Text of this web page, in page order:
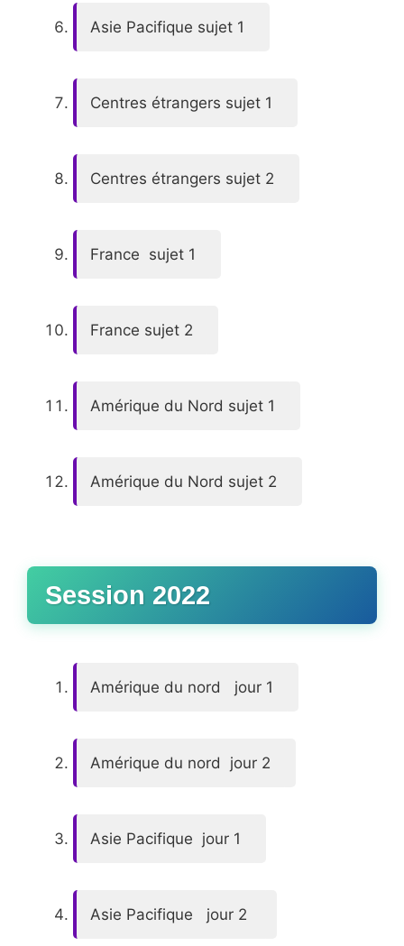
Asie Pacifique sujet 1
Centres étrangers sujet 1
Centres étrangers sujet 2
France sujet 1
France sujet 2
Amérique du Nord sujet 1
Amérique du Nord sujet 2
Session 2022
Amérique du nord jour 1
Amérique du nord jour 2
Asie Pacifique jour 1
Asie Pacifique jour 2